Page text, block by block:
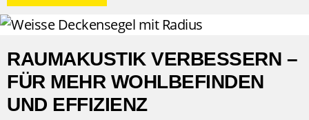
RAUMAKUSTIK VERBESSERN –
FÜR MEHR WOHLBEFINDEN
UND EFFIZIENZ